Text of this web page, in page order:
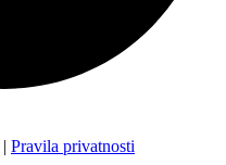
| Pravila privatnosti